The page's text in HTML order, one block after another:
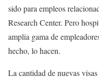
sido para empleos
Research Center. Pero
amplia gama de
hecho, lo hacen.
La cantidad de nuevas